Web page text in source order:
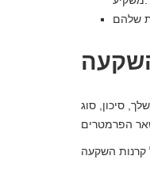
סיכון, סוג